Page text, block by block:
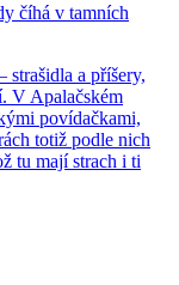
číhá v tamních
strašidla a příšery,
V Apalačském
povídačkami,
totiž podle nich
tu mají strach i ti